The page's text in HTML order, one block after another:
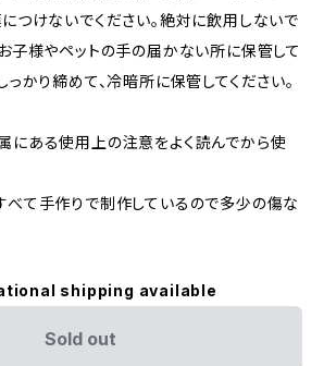
つけないでください。絶対に飲用しないで
子様やペットの手の届かない所に保管して
っかり締めて、冷暗所に保管してください。
にある使用上の注意をよく読んでから使
べて手作りで制作しているので多少の傷な
shipping available
Sold out